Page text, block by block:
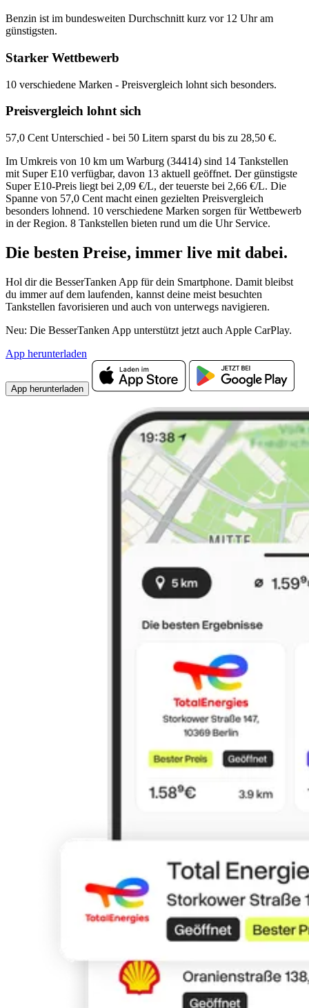
Benzin ist im bundesweiten Durchschnitt kurz vor 12 Uhr am
günstigsten.
Starker Wettbewerb
10 verschiedene Marken - Preisvergleich lohnt sich besonders.
Preisvergleich lohnt sich
57,0 Cent Unterschied - bei 50 Litern sparst du bis zu 28,50 €.
Im Umkreis von 10 km um Warburg (34414) sind 14 Tankstellen
mit Super E10 verfügbar, davon 13 aktuell geöffnet. Der günstigste
Super E10-Preis liegt bei 2,09 €/L, der teuerste bei 2,66 €/L. Die
Spanne von 57,0 Cent macht einen gezielten Preisvergleich
besonders lohnend. 10 verschiedene Marken sorgen für Wettbewerb
in der Region. 8 Tankstellen bieten rund um die Uhr Service.
Die besten Preise, immer live mit dabei.
Hol dir die BesserTanken App für dein Smartphone. Damit bleibst
du immer auf dem laufenden, kannst deine meist besuchten
Tankstellen favorisieren und auch von unterwegs navigieren.
Neu: Die BesserTanken App unterstützt jetzt auch Apple CarPlay.
App herunterladen
App herunterladen